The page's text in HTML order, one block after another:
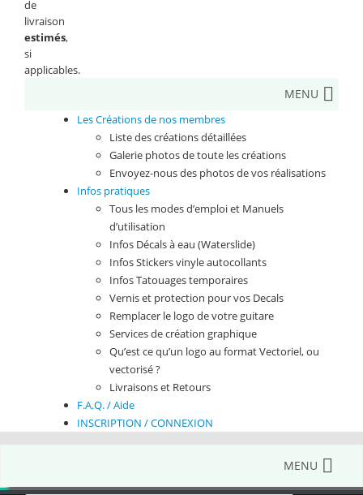
de
livraison
estimés,
si
applicables.
MENU
Les Créations de nos membres
Liste des créations détaillées
Galerie photos de toute les créations
Envoyez-nous des photos de vos réalisations
Infos pratiques
Tous les modes d’emploi et Manuels
d’utilisation
Infos Décals à eau (Waterslide)
Infos Stickers vinyle autocollants
Infos Tatouages temporaires
Vernis et protection pour vos Decals
Remplacer le logo de votre guitare
Services de création graphique
Qu’est ce qu’un logo au format Vectoriel, ou
vectorisé ?
Livraisons et Retours
F.A.Q. / Aide
INSCRIPTION / CONNEXION
MENU